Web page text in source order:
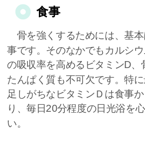
食事
骨を強くするためには、基
事です。そのなかでもカルシ
の吸収率を高めるビタミンD、
たんぱく質も不可欠です。特
足しがちなビタミンＤは食事
り、毎日20分程度の日光浴を
い。